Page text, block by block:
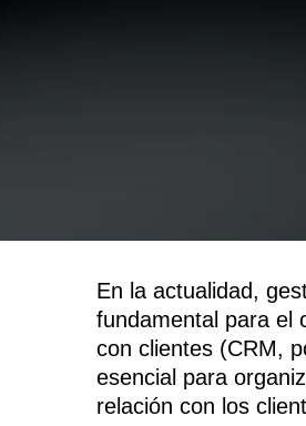
En la actualidad,
fundamental para el
con clientes (CRM,
esencial para
relación con los